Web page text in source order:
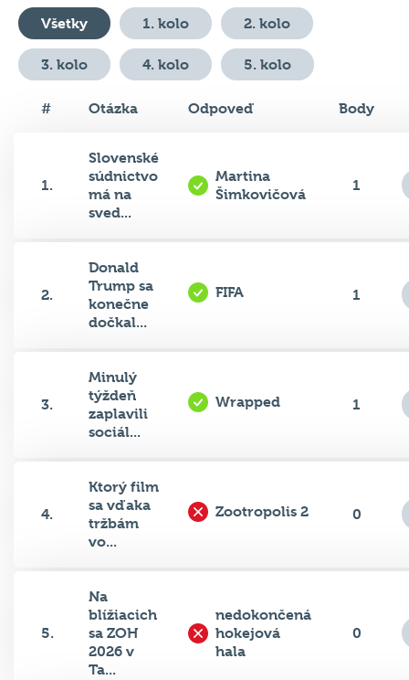
Všetky 1. kolo 2. kolo
3. kolo 4. kolo 5. kolo
# Otázka Odpoveď Body
1.
Slovenské
súdnictvo
má na
sved...
Martina
Šimkovičová
1
2.
Donald
Trump sa
konečne
dočkal...
FIFA 1
3.
Minulý
týždeň
zaplavili
sociál...
Wrapped 1
4.
Ktorý film
sa vďaka
tržbám
vo...
Zootropolis 2 0
5.
Na
blížiacich
sa ZOH
2026 v
Ta...
nedokončená
hokejová
hala
0